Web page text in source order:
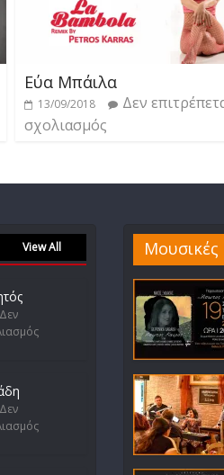
Εύα Μπάιλα
13/09/2018
Δεν
σχολιασμός
View All
Δεν
Δεν
Μουσικές